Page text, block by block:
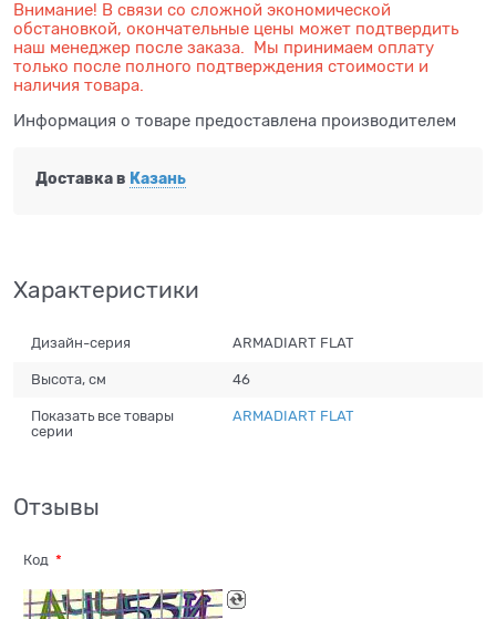
Внимание! В связи со сложной экономической
обстановкой, окончательные цены может подтвердить
наш менеджер после заказа. Мы принимаем оплату
только после полного подтверждения стоимости и
наличия товара.
Информация о товаре предоставлена производителем
Доставка в Казань
Характеристики
Дизайн-серия ARMADIART FLAT
Высота, см 46
Показать все товары
серии
ARMADIART FLAT
Отзывы
Код